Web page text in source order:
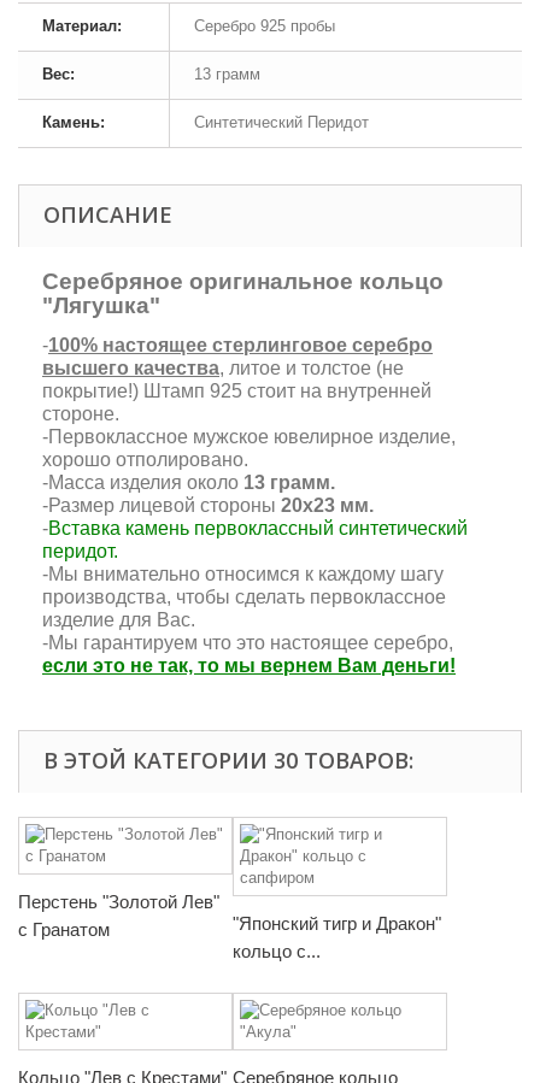
Материал: Серебро 925 пробы
Вес: 13 грамм
Камень: Синтетический Перидот
ОПИСАНИЕ
Серебряное оригинальное кольцо
"Лягушка"
-100% настоящее стерлинговое серебро
высшего качества, литое и толстое (не
покрытие!) Штамп 925 стоит на внутренней
стороне.
-Первоклассное мужское ювелирное изделие,
хорошо отполировано.
-Масса изделия около 13 грамм.
-Размер лицевой стороны 20х23 мм.
-Вставка камень первоклассный синтетический
перидот.
-Мы внимательно относимся к каждому шагу
производства, чтобы сделать первоклассное
изделие для Вас.
-Мы гарантируем что это настоящее серебро,
если это не так, то мы вернем Вам деньги!
В ЭТОЙ КАТЕГОРИИ 30 ТОВАРОВ:
Перстень "Золотой Лев"
с Гранатом
"Японский тигр и Дракон"
кольцо с...
Кольцо "Лев с Крестами" Серебряное кольцо